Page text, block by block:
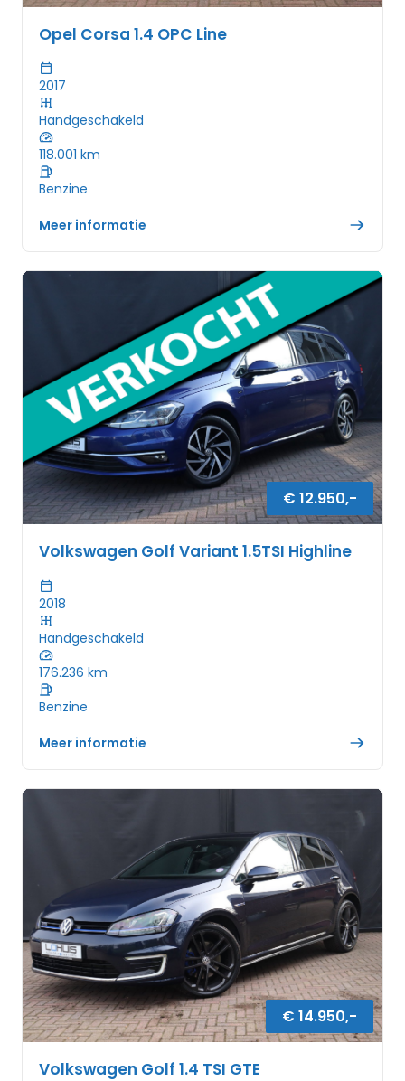
Opel Corsa 1.4 OPC Line
2017
Handgeschakeld
118.001 km
Benzine
Meer informatie
€12.950,-
Volkswagen Golf Variant 1.5TSI Highline
2018
Handgeschakeld
176.236 km
Benzine
Meer informatie
€14.950,-
Volkswagen Golf 1.4 TSI GTE